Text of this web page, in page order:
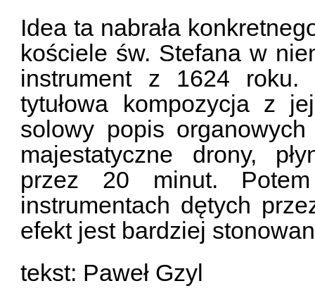
Idea ta nabrała
kościele św. Stefana w
instrument z 1624
tytułowa kompozycja z
solowy popis
majestatyczne drony,
przez 20 minut.
instrumentach dętych
efekt jest bardziej
tekst: Paweł Gzyl